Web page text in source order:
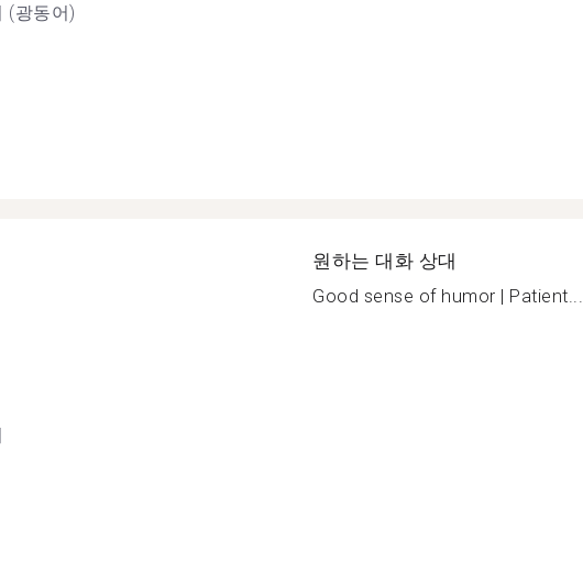
(광동어)
원하는 대화 상대
Good sense of humor | Patient...